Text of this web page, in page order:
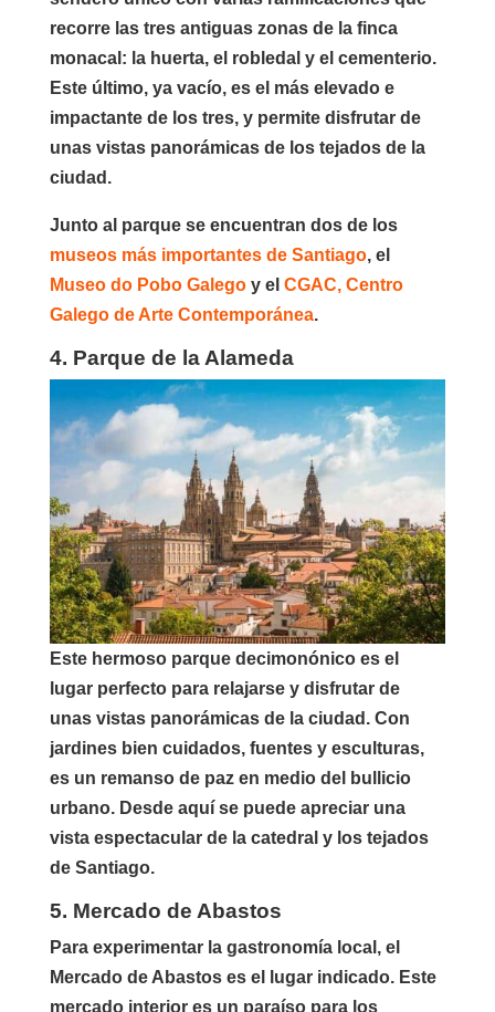
recorre las tres antiguas zonas de la finca
monacal: la huerta, el robledal y el cementerio.
Este último, ya vacío, es el más elevado e
impactante de los tres, y permite disfrutar de
unas vistas panorámicas de los tejados de la
ciudad.
Junto al parque se encuentran dos de los
museos más importantes de Santiago, el
Museo do Pobo Galegoy el CGAC, Centro
Galego de Arte Contemporánea.
4. Parque de la Alameda
Este hermoso parque decimonónico es el
lugar perfecto para relajarse y disfrutar de
unas vistas panorámicas de la ciudad. Con
jardines bien cuidados, fuentes y esculturas,
es un remanso de paz en medio del bullicio
urbano. Desde aquí se puede apreciar una
vista espectacular de la catedral y los tejados
de Santiago.
5. Mercado de Abastos
Para experimentar la gastronomía local, el
Mercado de Abastos es el lugar indicado. Este
mercado interior es un paraíso para los